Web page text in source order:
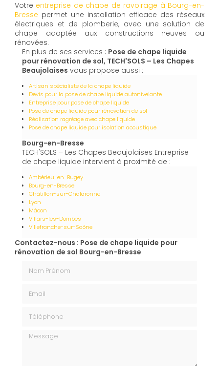
Votre entreprise de chape de ravoirage à Bourg-en-
Bresse permet une installation efficace des réseaux
électriques et de plomberie, avec une solution de
chape adaptée aux constructions neuves ou
rénovées.
En plus de ses services : Pose de chape liquide
pour rénovation de sol, TECH'SOLS – Les Chapes
Beaujolaises vous propose aussi :
Artisan spécialiste de la chape liquide
Devis pour la pose de chape liquide autonivelante
Entreprise pour pose de chape liquide
Pose de chape liquide pour rénovation de sol
Réalisation ragréage avec chape liquide
Pose de chape liquide pour isolation acoustique
Bourg-en-Bresse
TECH'SOLS – Les Chapes Beaujolaises Entreprise
de chape liquide intervient à proximité de :
Ambérieu-en-Bugey
Bourg-en-Bresse
Châtillon-sur-Chalaronne
Lyon
Mâcon
Villars-les-Dombes
Villefranche-sur-Saône
Contactez-nous : Pose de chape liquide pour
rénovation de sol Bourg-en-Bresse
Message